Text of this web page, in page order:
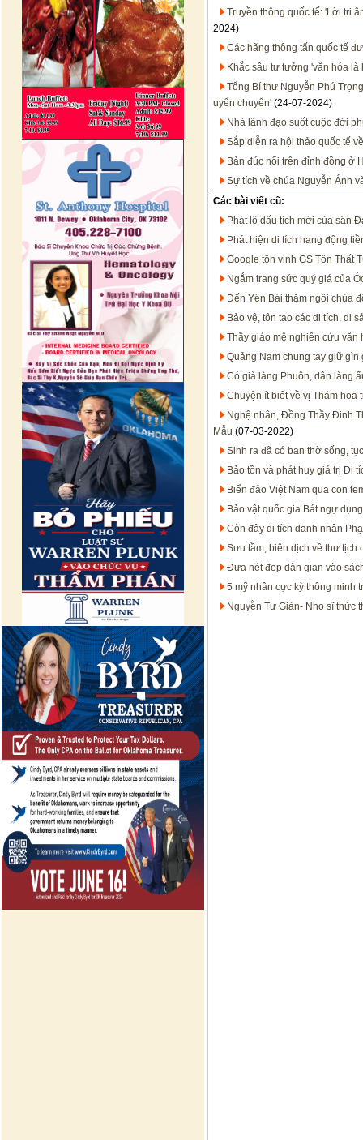
Truyền thông quốc tế: 'Lời tri
2024)
Các hãng thông tấn quốc tế
Khắc sâu tư tưởng 'văn hóa là
Tổng Bí thư Nguyễn Phú
uyển chuyển' (24-07-2024)
Nhà lãnh đạo suốt cuộc đời
Sắp diễn ra hội thảo quốc tế
Bản đúc nổi trên đỉnh đồng ở
Sự tích về chúa Nguyễn Ánh
Các bài viết cũ:
Phát lộ dấu tích mới của sân
Phát hiện di tích hang động
Google tôn vinh GS Tôn Thất
Ngắm trang sức quý giá của
Đến Yên Bái thăm ngôi chùa
Bảo vệ, tôn tạo các di tích, di
Thầy giáo mê nghiên cứu văn
Quảng Nam chung tay giữ gìn
Có già làng Phuôn, dân làng
Chuyện ít biết về vị Thám hoa
Nghệ nhân, Đồng Thầy Đinh
Mẫu (07-03-2022)
Sinh ra đã có ban thờ sống,
Bảo tồn và phát huy giá trị Di
Biển đảo Việt Nam qua con
Bảo vật quốc gia Bát ngự
Còn đây di tích danh nhân
Sưu tầm, biên dịch về thư tịch
Đưa nét đẹp dân gian vào
5 mỹ nhân cực kỳ thông minh
Nguyễn Tư Giản- Nho sĩ thức